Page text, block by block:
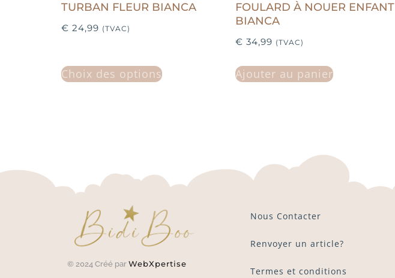
TURBAN FLEUR BIANCA
€ 24,99 (TVAC)
Choix des options
FOULARD À NOUER ENFANT
BIANCA
€ 34,99 (TVAC)
Ajouter au panier
© 2024 Créé par WebXpertise
Nous Contacter
Renvoyer un article?
Termes et conditions